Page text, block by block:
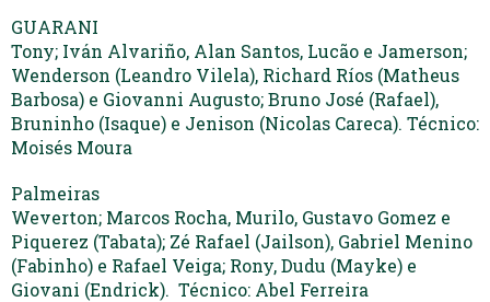
GUARANI
Tony; Iván Alvariño, Alan Santos, Lucão e Jamerson;
Wenderson (Leandro Vilela), Richard Ríos (Matheus
Barbosa) e Giovanni Augusto; Bruno José (Rafael),
Bruninho (Isaque) e Jenison (Nicolas Careca). Técnico:
Moisés Moura
Palmeiras
Weverton; Marcos Rocha, Murilo, Gustavo Gomez e
Piquerez (Tabata); Zé Rafael (Jailson), Gabriel Menino
(Fabinho) e Rafael Veiga; Rony, Dudu (Mayke) e
Giovani (Endrick). Técnico: Abel Ferreira